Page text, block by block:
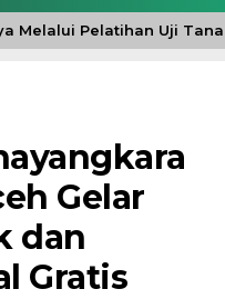
Melalui Pelatihan Uji
Gelar
dan
Gratis